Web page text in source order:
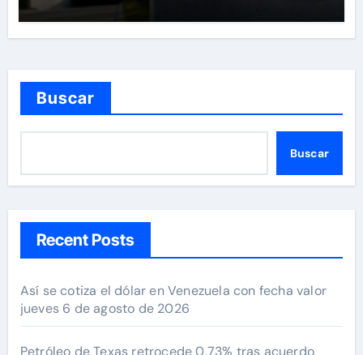
Buscar
Buscar
Recent Posts
Así se cotiza el dólar en Venezuela con fecha valor
jueves 6 de agosto de 2026